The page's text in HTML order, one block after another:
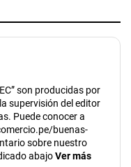
son producidas por
supervisión del editor
Puede conocer a
buenas-
sobre nuestro
abajoVer más